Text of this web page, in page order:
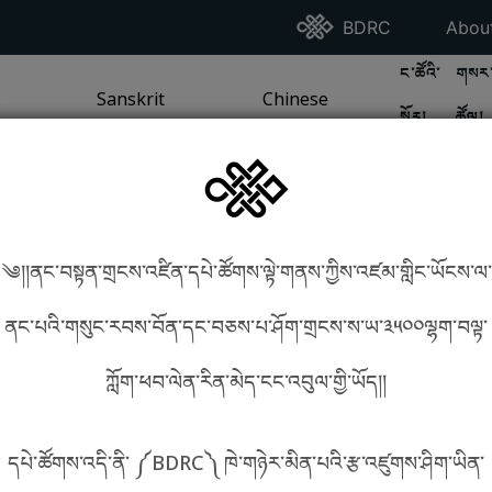
Go To BDRC
BDRC Go
/ SEA TRADITIONPAGE
GO TOSANSKRIT TRADITION
Sanskrit
GO TOCHINESE TRADITION
Chinese
GO TO
ང་ཚོའི་
སྐོར།
GO
ཚོལ།
༄།།ནང་བསྟན་གྲངས་འཛིན་དཔེ་ཚོགས་ལྟེ་གནས་ཀྱིས་འཛམ་གླིང་ཡོངས་ལ་
ནང་པའི་གསུང་རབས་བོན་དང་བཅས་པ་ཤོག་གྲངས་ས་ཡ་༣༥༠༠ལྷག་བལྟ་
ཀློག་ཕབ་ལེན་རིན་མེད་ངང་འབུལ་གྱི་ཡོད།།
དཔེ་ཚོགས་འདི་ནི་ ༼BDRC༽ ཁེ་གཉེར་མིན་པའི་རྩ་འཛུགས་ཤིག་ཡིན་
phonetics! How to find things?